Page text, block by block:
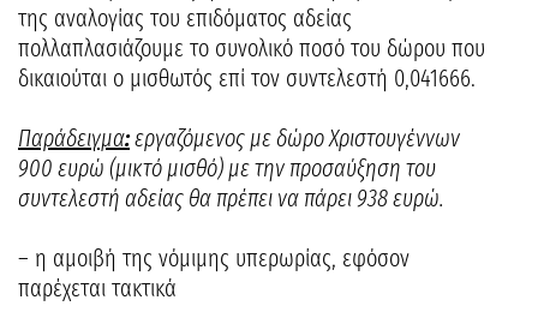
της αναλογίας του επιδόματος αδείας
πολλαπλασιάζουμε το συνολικό ποσό του δώρου που
δικαιούται ο μισθωτός επί τον συντελεστή 0,041666.
Παράδειγμα:εργαζόμενος με δώρο Χριστουγέννων
900 ευρώ (μικτό μισθό) με την προσαύξηση του
συντελεστή αδείας θα πρέπει να πάρει 938 ευρώ.
– η αμοιβή της νόμιμης υπερωρίας, εφόσον
παρέχεται τακτικά